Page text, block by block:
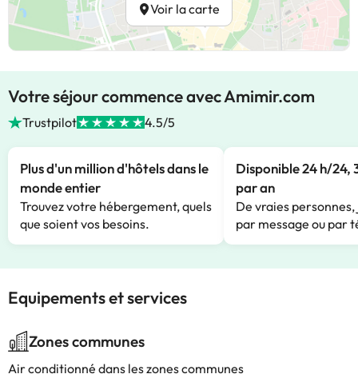
Voir la carte
Votre séjour commence avec Amimir.com
Trustpilot 4.5/5
Plus d'un million d'hôtels dans le
monde entier
Trouvez votre hébergement, quels
que soient vos besoins.
Disponible 24 h/24,
par an
De vraies
par message ou par
Equipements et services
Zones communes
Air conditionné dans les zones communes